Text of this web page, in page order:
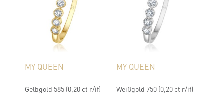
MY QUEEN
Gelbgold 585 (0,20 ct r/if)
MY QUEEN
Weißgold 750 (0,20 ct r/if)